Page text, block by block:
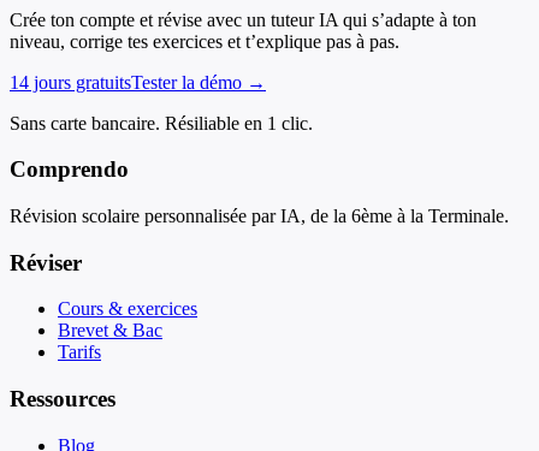
Crée ton compte et révise avec un tuteur IA qui s’adapte à ton
niveau, corrige tes exercices et t’explique pas à pas.
14 jours gratuitsTester la démo →
Sans carte bancaire. Résiliable en 1 clic.
Comprendo
Révision scolaire personnalisée par IA, de la 6ème à la Terminale.
Réviser
Cours & exercices
Brevet & Bac
Tarifs
Ressources
Blog